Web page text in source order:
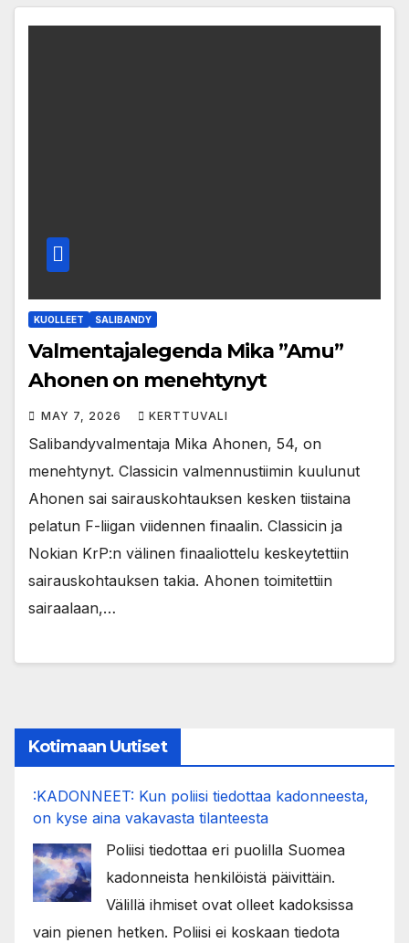
KUOLLEET SALIBANDY
Valmentajalegenda Mika ”Amu”
Ahonen on menehtynyt
MAY 7, 2026 KERTTUVALI
Salibandyvalmentaja Mika Ahonen, 54, on
menehtynyt. Classicin valmennustiimin kuulunut
Ahonen sai sairauskohtauksen kesken tiistaina
pelatun F-liigan viidennen finaalin. Classicin ja
Nokian KrP:n välinen finaaliottelu keskeytettiin
sairauskohtauksen takia. Ahonen toimitettiin
sairaalaan,…
Kotimaan Uutiset
:KADONNEET: Kun poliisi tiedottaa kadonneesta,
on kyse aina vakavasta tilanteesta
Poliisi tiedottaa eri puolilla Suomea
kadonneista henkilöistä päivittäin.
Välillä ihmiset ovat olleet kadoksissa
vain pienen hetken. Poliisi ei koskaan tiedota